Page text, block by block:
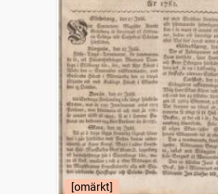
[omärkt]